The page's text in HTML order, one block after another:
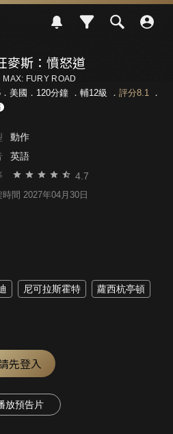
麥斯：憤怒道
MAX: FURY ROAD
美國．120分鐘 ． 輔12級 ． 評分8.1．
動作
英語
4.7
時間 2027年04月30日
尼可拉斯霍特
蘿西杭亭頓
先登入
放預告片